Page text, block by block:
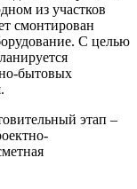
из участков
смонтирован
С целью
бытовых
этап –